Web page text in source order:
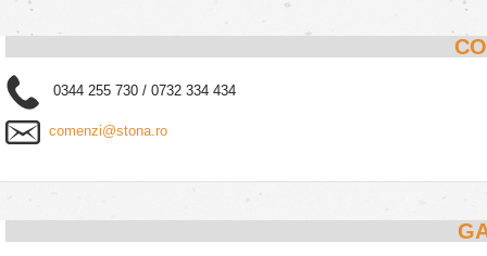
0344 255 730 / 0732 334 434
comenzi@stona.ro